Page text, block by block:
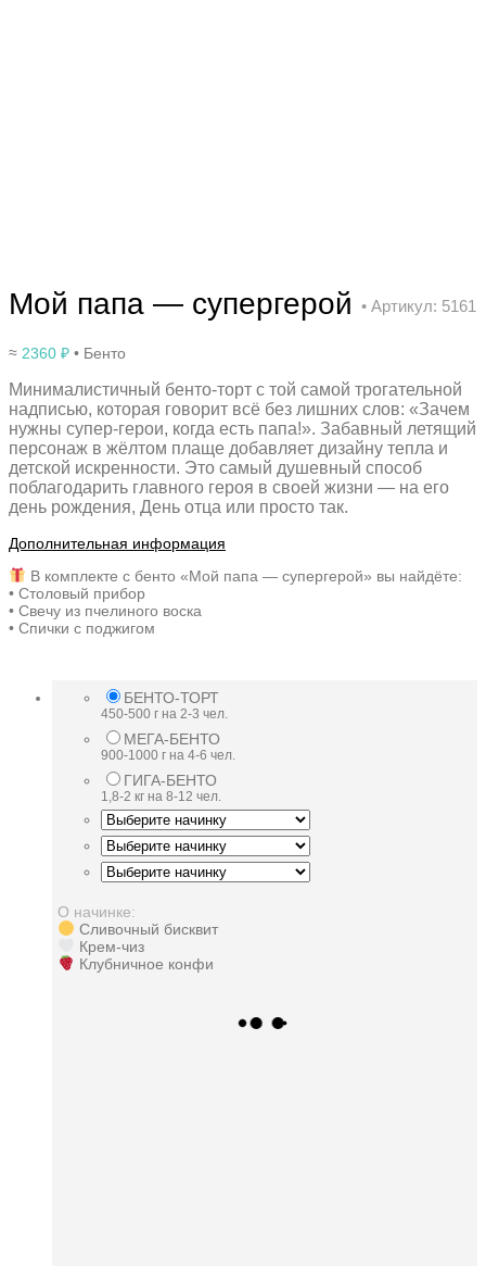
Мой папа — супергерой • Артикул: 5161
≈ 2360 ₽ • Бенто
Минималистичный бенто-торт с той самой трогательной
надписью, которая говорит всё без лишних слов: «Зачем
нужны супер-герои, когда есть папа!». Забавный летящий
персонаж в жёлтом плаще добавляет дизайну тепла и
детской искренности. Это самый душевный способ
поблагодарить главного героя в своей жизни — на его
день рождения, День отца или просто так.
Дополнительная информация
В комплекте с бенто «Мой папа — супергерой» вы найдёте:
• Столовый прибор
• Свечу из пчелиного воска
• Спички с поджигом
БЕНТО-ТОРТ
450-500 г на 2-3 чел.
МЕГА-БЕНТО
900-1000 г на 4-6 чел.
ГИГА-БЕНТО
1,8-2 кг на 8-12 чел.
О начинке:
Сливочный бисквит
Крем-чиз
Клубничное конфи